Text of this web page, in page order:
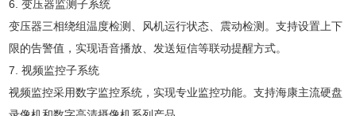
6. 变压器监测子系统
变压器三相绕组温度检测、风机运行状态、震动检测。支持设置上下
限的告警值，实现语音播放、发送短信等联动提醒方式。
7. 视频监控子系统
视频监控采用数字监控系统，实现专业监控功能。支持海康主流硬盘